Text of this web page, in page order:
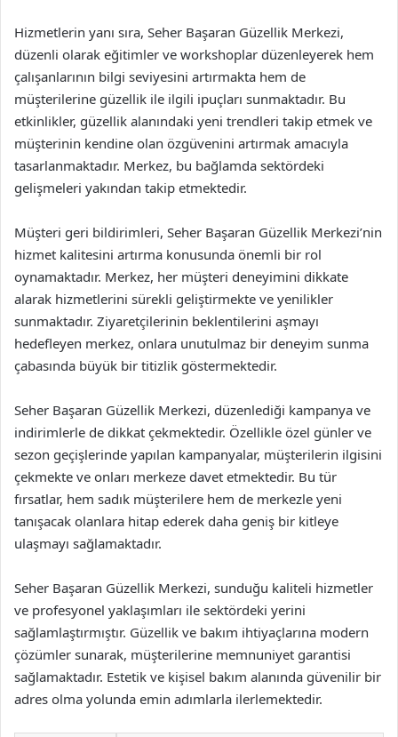
Hizmetlerin yanı sıra, Seher Başaran Güzellik Merkezi,
düzenli olarak eğitimler ve workshoplar düzenleyerek hem
çalışanlarının bilgi seviyesini artırmakta hem de
müşterilerine güzellik ile ilgili ipuçları sunmaktadır. Bu
etkinlikler, güzellik alanındaki yeni trendleri takip etmek ve
müşterinin kendine olan özgüvenini artırmak amacıyla
tasarlanmaktadır. Merkez, bu bağlamda sektördeki
gelişmeleri yakından takip etmektedir.
Müşteri geri bildirimleri, Seher Başaran Güzellik Merkezi’nin
hizmet kalitesini artırma konusunda önemli bir rol
oynamaktadır. Merkez, her müşteri deneyimini dikkate
alarak hizmetlerini sürekli geliştirmekte ve yenilikler
sunmaktadır. Ziyaretçilerinin beklentilerini aşmayı
hedefleyen merkez, onlara unutulmaz bir deneyim sunma
çabasında büyük bir titizlik göstermektedir.
Seher Başaran Güzellik Merkezi, düzenlediği kampanya ve
indirimlerle de dikkat çekmektedir. Özellikle özel günler ve
sezon geçişlerinde yapılan kampanyalar, müşterilerin ilgisini
çekmekte ve onları merkeze davet etmektedir. Bu tür
fırsatlar, hem sadık müşterilere hem de merkezle yeni
tanışacak olanlara hitap ederek daha geniş bir kitleye
ulaşmayı sağlamaktadır.
Seher Başaran Güzellik Merkezi, sunduğu kaliteli hizmetler
ve profesyonel yaklaşımları ile sektördeki yerini
sağlamlaştırmıştır. Güzellik ve bakım ihtiyaçlarına modern
çözümler sunarak, müşterilerine memnuniyet garantisi
sağlamaktadır. Estetik ve kişisel bakım alanında güvenilir bir
adres olma yolunda emin adımlarla ilerlemektedir.